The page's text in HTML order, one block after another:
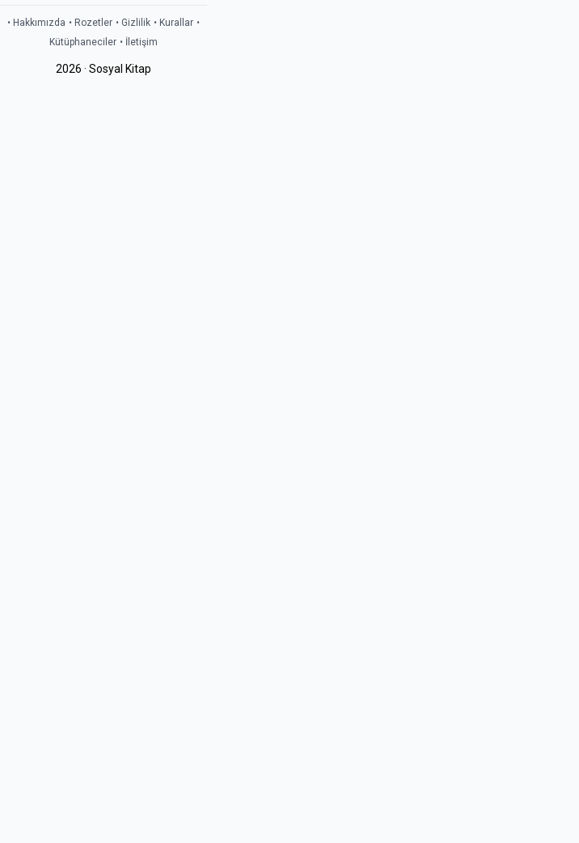
• Hakkımızda • Rozetler • Gizlilik • Kurallar •
Kütüphaneciler • İletişim
2026 · Sosyal Kitap